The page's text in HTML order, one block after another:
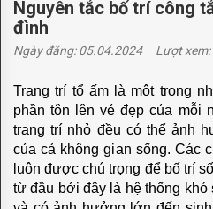
HAMPTON
PARADISE
SANSIBAR
SOHO
TORINO
KIDS
Nguyên tắc bố trí công
đình
Ngày đăng: 05.04.2024 Lượt
Trang trí tổ ấm là một trong
phần tôn lên vẻ đẹp của mỗi
trang trí nhỏ đều có thể ảnh
của cả không gian sống. Các
luôn được chú trọng để bố trí
từ đầu bởi đây là hệ thống